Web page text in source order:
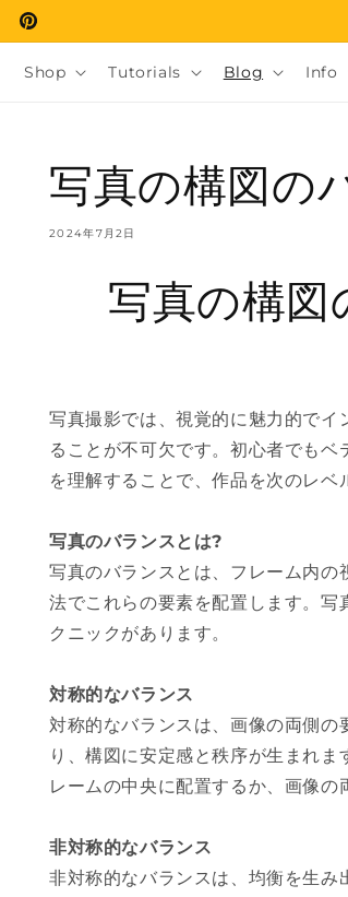
Pinterest
Shop Tutorials Blog Info
写真の構図の
2024年7月2日
写真の構図
写真撮影では、視覚的に魅力的でイ
ることが不可欠です。初心者でも
を理解することで、作品を次のレベ
写真のバランスとは?
写真のバランスとは、フレーム内
法でこれらの要素を配置します。
クニックがあります。
対称的なバランス
対称的なバランスは、画像の両側
り、構図に安定感と秩序が生まれ
レームの中央に配置するか、画像の
非対称的なバランス
非対称的なバランスは、均衡を生